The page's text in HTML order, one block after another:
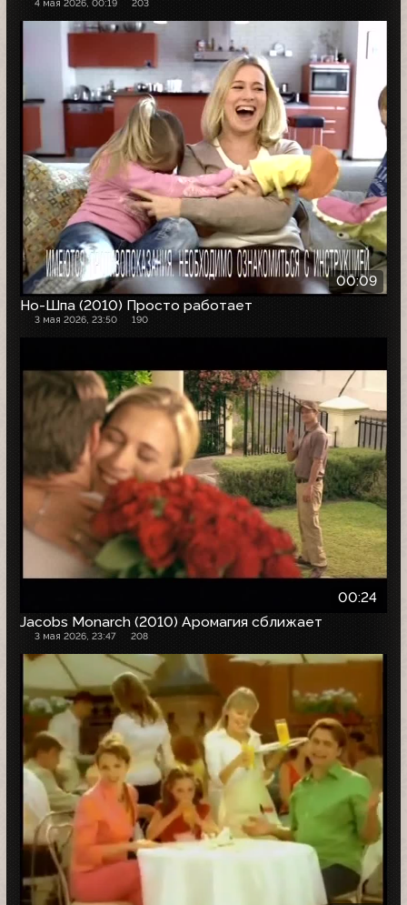
4 мая 2026, 00:19 203
00:09
Но-Шпа (2010) Просто работает
3 мая 2026, 23:50 190
00:24
Jacobs Monarch (2010) Аромагия сближает
3 мая 2026, 23:47 208